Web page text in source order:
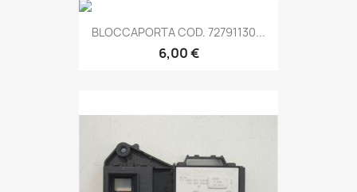
BLOCCAPORTA COD. 72791130...
6,00 €